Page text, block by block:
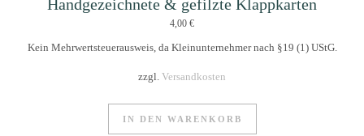
Handgezeichnete & gefilzte Klappkarten
4,00 €
Kein Mehrwertsteuerausweis, da Kleinunternehmer nach §19 (1) UStG.
zzgl. Versandkosten
IN DEN WARENKORB